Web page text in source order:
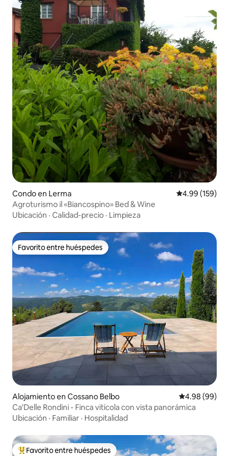
Condo en Lerma Calificación
4.99 (159)
Agroturismo il «Biancospino» Bed & Wine
Ubicación · Calidad-precio · Limpieza
Favorito entre huéspedes
Favorito entre huéspedes
Alojamiento en Cossano Belbo Calificación
4.98 (99)
Ca'Delle Rondini - Finca vitícola con vista panorámica
Ubicación · Familiar · Hospitalidad
Favorito entre huéspedes